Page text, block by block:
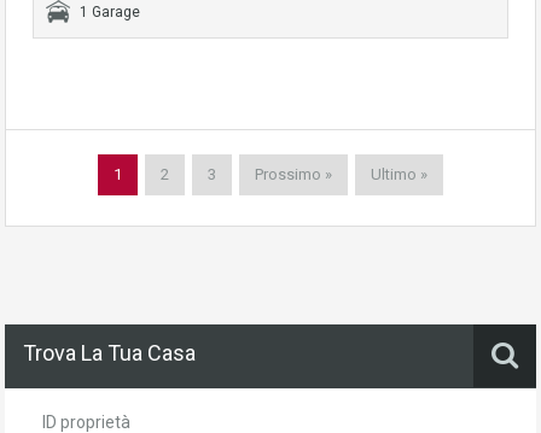
1 Garage
1 2 3 Prossimo » Ultimo »
Trova La Tua Casa
ID proprietà